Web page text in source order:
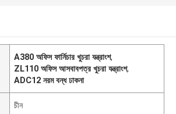
A380 অফিস ফার্নিচার খুচরা যন্ত্রাংশ,
ZL110 অফিস আসবাবপত্র খুচরা যন্ত্রাংশ,
ADC12 নরম বন্ধ ঢাকনা
চীন